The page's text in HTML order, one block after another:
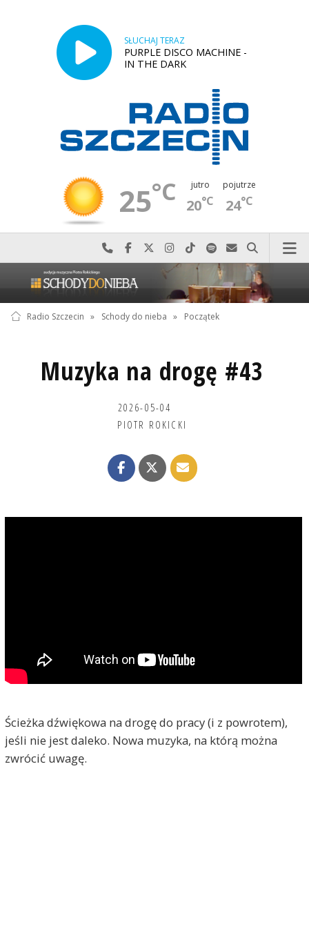
SŁUCHAJ TERAZ
PURPLE DISCO MACHINE -
IN THE DARK
25°C jutro
20°C
pojutrze
24°C
Najlepiej po prostu do nas zadzwoń
Odwiedź nas na Facebook-u
Odwiedź nas na X
Odwiedź nas na Instagram-ie
Odwiedź nas na TikTok-u
Szukaj nas na Spotify
Wyślij do nas
Szukaj
Radio Szczecin » Schody do nieba » Początek
Muzyka na drogę #43
2026-05-04
PIOTR ROKICKI
Ścieżka dźwiękowa na drogę do pracy (i z powrotem),
jeśli nie jest daleko. Nowa muzyka, na którą można
zwrócić uwagę.